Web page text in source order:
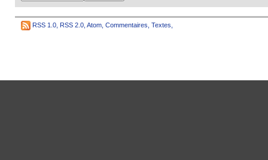
RSS 1.0 RSS 2.0 Atom Commentaires Textes